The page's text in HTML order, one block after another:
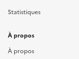
Statistiques
À propos
À propos